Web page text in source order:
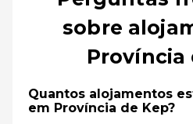
sobre
Província
Quantos alojamentos
em Província de Kep?